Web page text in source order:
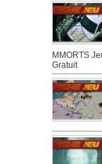
MMORTS
Gratuit